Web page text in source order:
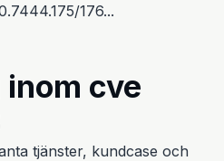
176...
inom cve
tjänster, kundcase och